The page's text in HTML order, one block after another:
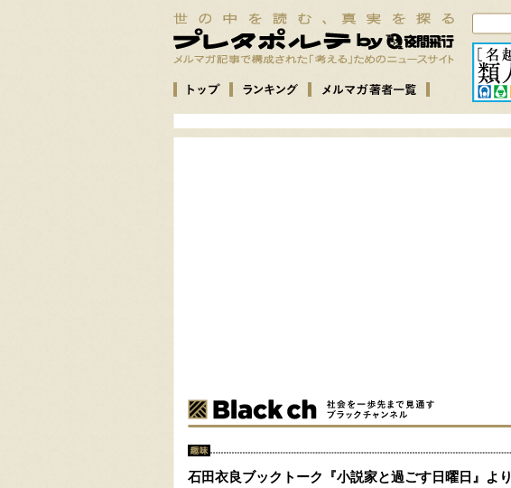
石田衣良ブックトーク『小説家と過ごす日曜日』より